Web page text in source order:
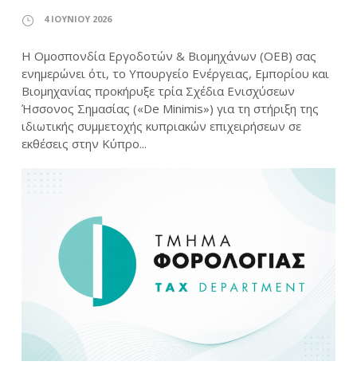
4 ΙΟΥΝΊΟΥ 2026
Η Ομοσπονδία Εργοδοτών & Βιομηχάνων (ΟΕΒ) σας
ενημερώνει ότι, το Υπουργείο Ενέργειας, Εμπορίου και
Βιομηχανίας προκήρυξε τρία Σχέδια Ενισχύσεων
Ήσσονος Σημασίας («De Minimis») για τη στήριξη της
ιδιωτικής συμμετοχής κυπριακών επιχειρήσεων σε
εκθέσεις στην Κύπρο...